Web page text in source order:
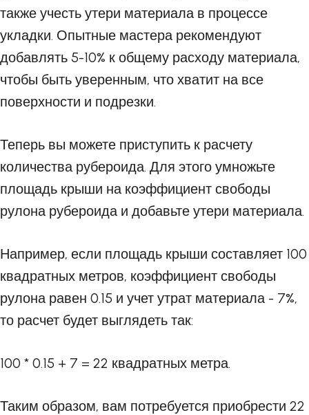
также учесть утери материала в процессе
укладки. Опытные мастера рекомендуют
добавлять 5-10% к общему расходу материала,
чтобы быть уверенным, что хватит на все
поверхности и подрезки.
Теперь вы можете приступить к расчету
количества рубероида. Для этого умножьте
площадь крыши на коэффициент свободы
рулона рубероида и добавьте утери материала.
Например, если площадь крыши составляет 100
квадратных метров, коэффициент свободы
рулона равен 0.15 и учет утрат материала - 7%,
то расчет будет выглядеть так:
100 * 0.15 + 7 = 22 квадратных метра.
Таким образом, вам потребуется приобрести 22